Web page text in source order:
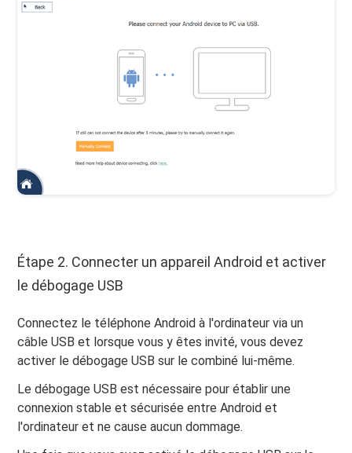
Étape 2. Connecter un appareil Android et activer
le débogage USB
Connectez le téléphone Android à l'ordinateur via un
câble USB et lorsque vous y êtes invité, vous devez
activer le débogage USB sur le combiné lui-même.
Le débogage USB est nécessaire pour établir une
connexion stable et sécurisée entre Android et
l'ordinateur et ne cause aucun dommage.